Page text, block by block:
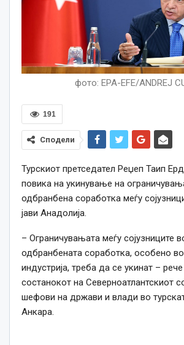
фото: EPA-EFE/ANDREJ
191
Сподели
Турскиот претседател Реџеп Таип
повика на укинување на
одбранбена соработка меѓу
јави Анадолија.
– Ограничувањата меѓу сојузниците
одбранбената соработка, особено
индустрија, треба да се укинат –
состанокот на Северноатлантскиот
шефови на држави и влади во
Анкара.